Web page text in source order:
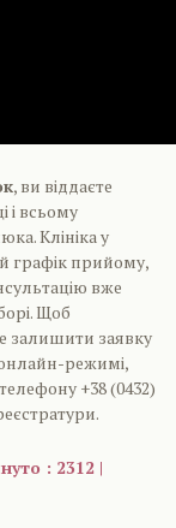
, ви віддаєте
і всьому
Клініка у
графік прийому,
вже
Щоб
залишити заявку
режимі,
+38 (0432)
: 2312 |